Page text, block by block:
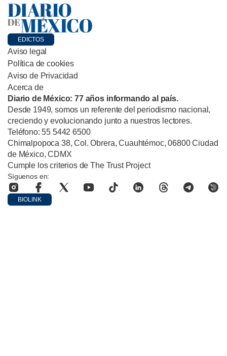
EDICTOS
Aviso legal
Política de cookies
Aviso de Privacidad
Acerca de
Diario de México: 77 años informando al país.
Desde 1949, somos un referente del periodismo nacional,
creciendo y evolucionando junto a nuestros lectores.
Teléfono: 55 5442 6500
Chimalpopoca 38, Col. Obrera, Cuauhtémoc, 06800 Ciudad
de México, CDMX
Cumple los criterios de The Trust Project
Síguenos en:
BIOLINK